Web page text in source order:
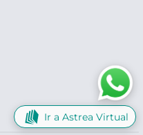
Ir a Astrea Virtual